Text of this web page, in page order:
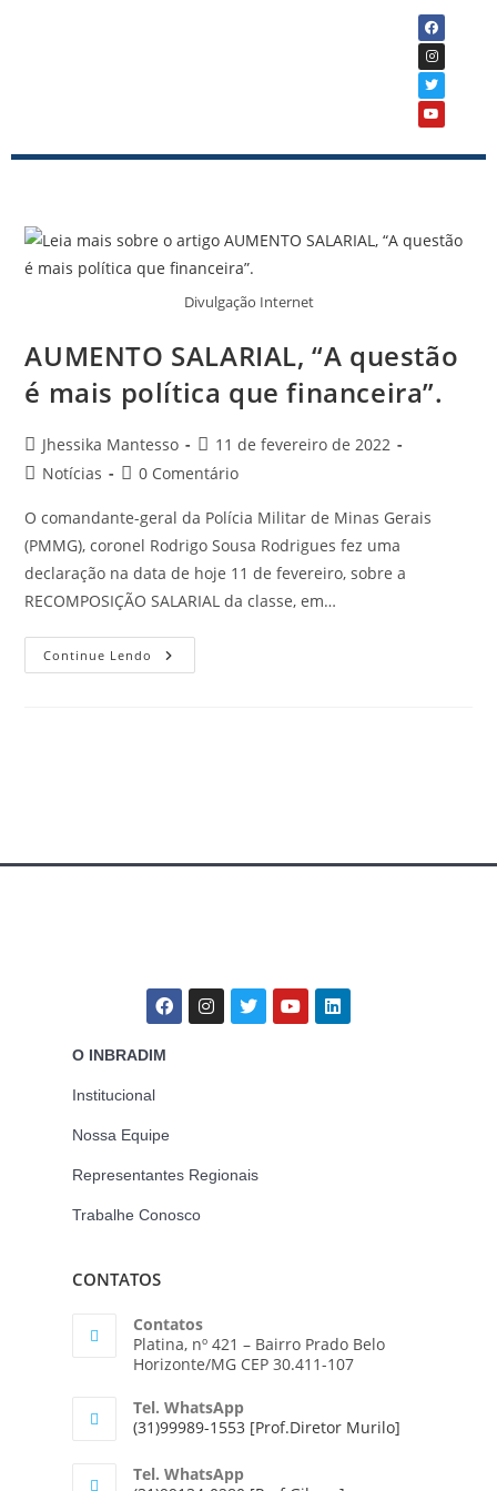
Divulgação Internet
AUMENTO SALARIAL, “A questão
é mais política que financeira”.
Jhessika Mantesso
11 de fevereiro de 2022
Notícias
0 Comentário
O comandante-geral da Polícia Militar de Minas Gerais
(PMMG), coronel Rodrigo Sousa Rodrigues fez uma
declaração na data de hoje 11 de fevereiro, sobre a
RECOMPOSIÇÃO SALARIAL da classe, em…
Continue Lendo
O INBRADIM
Institucional
Nossa Equipe
Representantes Regionais
Trabalhe Conosco
CONTATOS
Contatos
Platina, nº 421 – Bairro Prado Belo
Horizonte/MG CEP 30.411-107
Tel. WhatsApp
(31)99989-1553 [Prof.Diretor Murilo]
Tel. WhatsApp